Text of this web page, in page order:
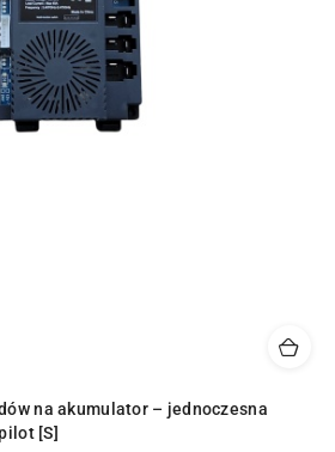
na akumulator – jednoczesna
[S]